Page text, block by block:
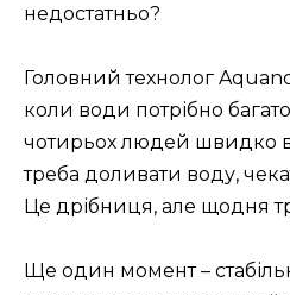
недостатньо?
Головний технолог
коли води потрібно
чотирьох людей швидко
треба доливати воду,
Це дрібниця, але щодня
Ще один момент –